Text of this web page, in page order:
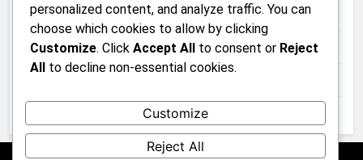
TRANSHUMANISME
UMKM
personalized content, and analyze traffic. You can
choose which cookies to allow by clicking
Customize. Click Accept All to consent or Reject
All to decline non-essential cookies.
Customize
Reject All